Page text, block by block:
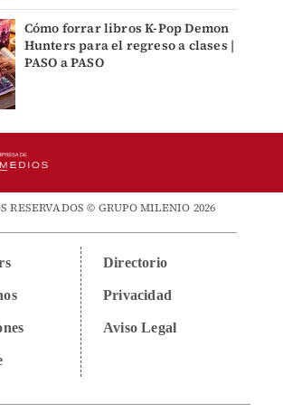
Cómo forrar libros K-Pop Demon
Hunters para el regreso a clases |
PASO a PASO
RESERVADOS © GRUPO MILENIO 2026
Directorio
Privacidad
Aviso Legal